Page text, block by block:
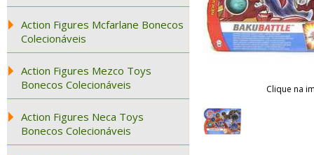
Action Figures Mcfarlane Bonecos
Colecionáveis
Action Figures Mezco Toys
Bonecos Colecionáveis
Action Figures Neca Toys
Bonecos Colecionáveis
Clique na